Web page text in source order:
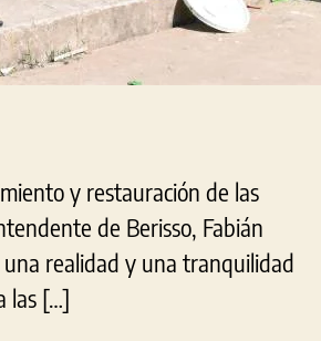
y restauración de las
de Berisso, Fabián
una realidad y una tranquilidad
las […]